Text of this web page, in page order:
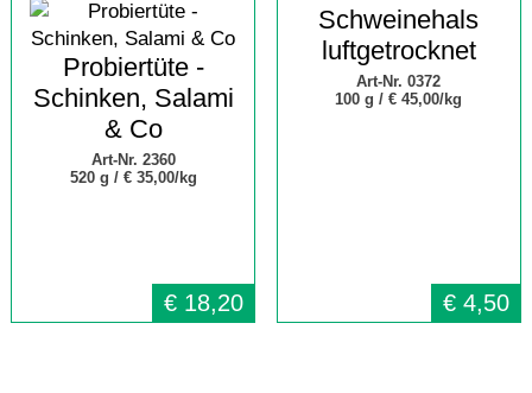
Probiertüte -
Schinken, Salami
& Co
Art-Nr. 2360
520 g / € 35,00/kg
€ 18,20
Schweinehals
luftgetrocknet
Art-Nr. 0372
100 g /€ 45,00/kg
€ 4,50